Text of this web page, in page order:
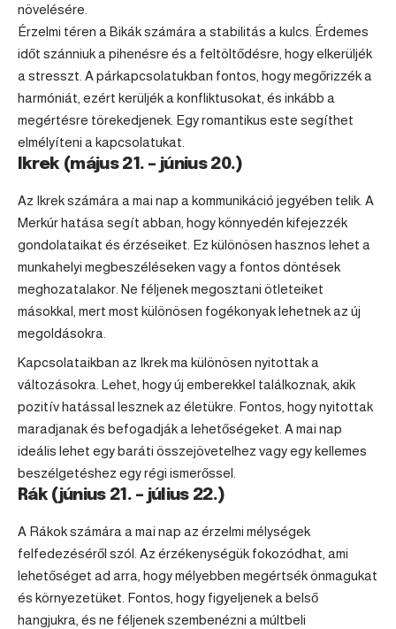
növelésére.
Érzelmi téren a Bikák számára a stabilitás a kulcs. Érdemes
időt szánniuk a pihenésre és a feltöltődésre, hogy elkerüljék
a stresszt. A párkapcsolatukban fontos, hogy megőrizzék a
harmóniát, ezért kerüljék a konfliktusokat, és inkább a
megértésre törekedjenek. Egy romantikus este segíthet
elmélyíteni a kapcsolatukat.
Ikrek (május 21. – június 20.)
Az Ikrekszámára a mai nap a kommunikáció jegyében telik. A
Merkúr hatása segít abban, hogy könnyedén kifejezzék
gondolataikat és érzéseiket. Ez különösen hasznos lehet a
munkahelyi megbeszéléseken vagy a fontos döntések
meghozatalakor. Ne féljenek megosztani ötleteiket
másokkal, mert most különösen fogékonyak lehetnek az új
megoldásokra.
Kapcsolataikban az Ikrek ma különösen nyitottak a
változásokra. Lehet, hogy új emberekkel találkoznak, akik
pozitív hatással lesznek az életükre. Fontos, hogy nyitottak
maradjanak és befogadják a lehetőségeket. A mai nap
ideális lehet egy baráti összejövetelhez vagy egy kellemes
beszélgetéshez egy régi ismerőssel.
Rák (június 21. – július 22.)
A Rákok számára a mai nap az érzelmi mélységek
felfedezéséről szól. Az érzékenységük fokozódhat, ami
lehetőséget ad arra, hogy mélyebben megértsék önmagukat
és környezetüket. Fontos, hogy figyeljenek a belső
hangjukra, és ne féljenek szembenézni a múltbeli